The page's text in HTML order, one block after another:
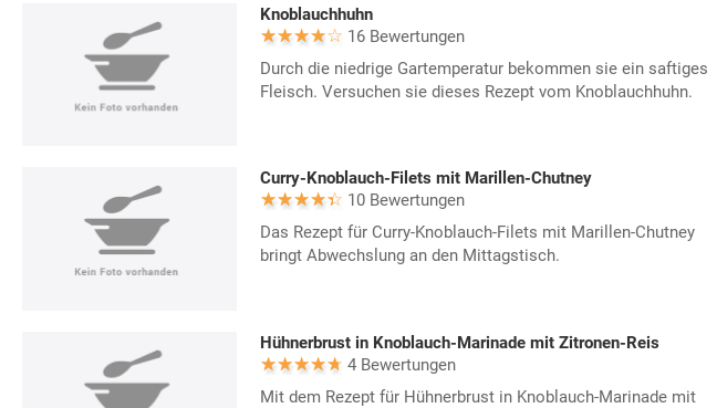
Knoblauchhuhn
16 Bewertungen
Durch die niedrige Gartemperatur bekommen sie ein saftiges
Fleisch. Versuchen sie dieses Rezept vom Knoblauchhuhn.
Curry-Knoblauch-Filets mit Marillen-Chutney
10 Bewertungen
Das Rezept für Curry-Knoblauch-Filets mit Marillen-Chutney
bringt Abwechslung an den Mittagstisch.
Hühnerbrust in Knoblauch-Marinade mit Zitronen-Reis
4 Bewertungen
Mit dem Rezept für Hühnerbrust in Knoblauch-Marinade mit